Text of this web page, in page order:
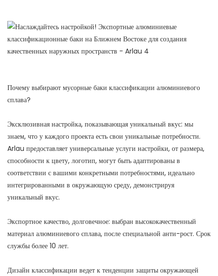
Почему выбирают мусорные баки классификации алюминиевого
сплава?
Эксклюзивная настройка, показывающая уникальный вкус: мы
знаем, что у каждого проекта есть свои уникальные потребности.
Arlau предоставляет универсальные услуги настройки, от размера,
способности к цвету, логотип, могут быть адаптированы в
соответствии с вашими конкретными потребностями, идеально
интегрированными в окружающую среду, демонстрируя
уникальный вкус.
Экспортное качество, долговечное: выбран высококачественный
материал алюминиевого сплава, после специальной анти-рост. Срок
службы более 10 лет.
Дизайн классификации ведет к тенденции защиты окружающей